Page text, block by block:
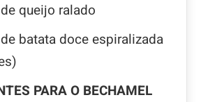
de queijo ralado
de batata doce espiralizada
PARA O BECHAMEL